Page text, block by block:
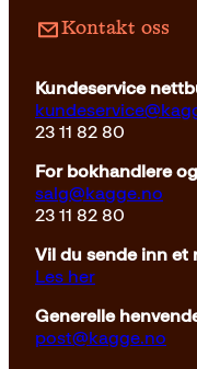
Kontakt oss
Kundeservice
23 11 82 80
For bokhandlere
salg@kagge.no
23 11 82 80
Vil du sende inn et
Les her
Generelle
post@kagge.no